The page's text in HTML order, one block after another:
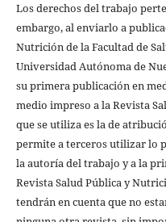
Los derechos del trabajo
embargo, al enviarlo a
Nutrición de la Facultad de
Universidad Autónoma de
su primera publicación en
medio impreso a la Revista
que se utiliza es la de
permite a terceros utilizar lo
la autoría del trabajo y a la
Revista Salud Pública y
tendrán en cuenta que no